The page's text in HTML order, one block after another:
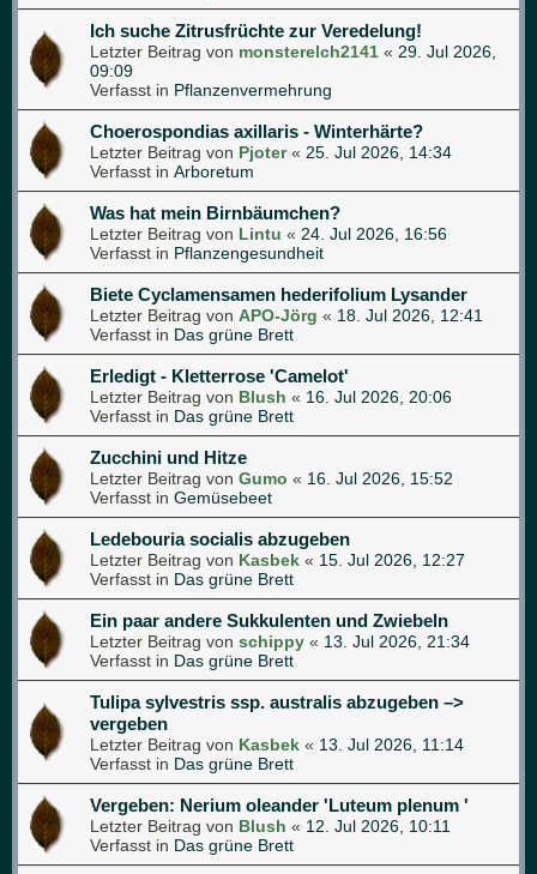
Ich suche Zitrusfrüchte zur Veredelung!
Letzter Beitrag von monsterelch2141 « 29. Jul 2026,
09:09
Verfasst in Pflanzenvermehrung
Choerospondias axillaris - Winterhärte?
Letzter Beitrag von Pjoter« 25. Jul 2026, 14:34
Verfasst in Arboretum
Was hat mein Birnbäumchen?
Letzter Beitrag von Lintu « 24. Jul 2026, 16:56
Verfasst in Pflanzengesundheit
Biete Cyclamensamen hederifolium Lysander
Letzter Beitrag von APO-Jörg « 18. Jul 2026, 12:41
Verfasst in Das grüne Brett
Erledigt - Kletterrose 'Camelot'
Letzter Beitrag von Blush « 16. Jul 2026, 20:06
Verfasst in Das grüne Brett
Zucchini und Hitze
Letzter Beitrag von Gumo « 16. Jul 2026, 15:52
Verfasst in Gemüsebeet
Ledebouria socialis abzugeben
Letzter Beitrag von Kasbek « 15. Jul 2026, 12:27
Verfasst in Das grüne Brett
Ein paar andere Sukkulenten und Zwiebeln
Letzter Beitrag von schippy « 13. Jul 2026, 21:34
Verfasst in Das grüne Brett
Tulipa sylvestris ssp. australis abzugeben –>
vergeben
Letzter Beitrag von Kasbek « 13. Jul 2026, 11:14
Verfasst in Das grüne Brett
Vergeben: Nerium oleander 'Luteum plenum '
Letzter Beitrag von Blush « 12. Jul 2026, 10:11
Verfasst in Das grüne Brett